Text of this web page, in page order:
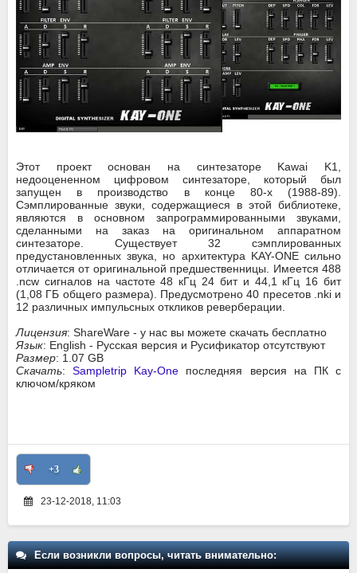
Этот проект основан на синтезаторе Kawai K1,
недооцененном цифровом синтезаторе, который был
запущен в производство в конце 80-х (1988-89).
Сэмплированные звуки, содержащиеся в этой библиотеке,
являются в основном запрограммированными звуками,
сделанными на заказ на оригинальном аппаратном
синтезаторе. Существует 32 сэмплированных
предустановленных звука, но архитектура KAY-ONE сильно
отличается от оригинальной предшественницы. Имеется 488
.ncw сигналов на частоте 48 кГц 24 бит и 44,1 кГц 16 бит
(1,08 ГБ общего размера). Предусмотрено 40 пресетов .nki и
12 различных импульсных откликов реверберации.
Лицензия: ShareWare - у нас вы можете скачать бесплатно
Язык: English - Русская версия и Русификатор отсутствуют
Размер: 1.07 GB
Скачать:Sampletrip Kay-One последняя версия на ПК с
ключом/кряком
+3
23-12-2018, 11:03
Если возникли вопросы, читать внимательно: